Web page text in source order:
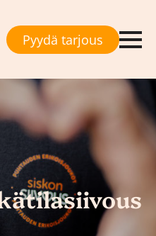
Pyydä tarjous